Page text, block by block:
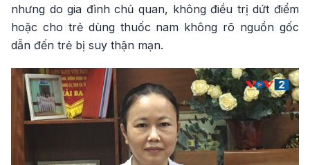
nhưng do gia đình chủ quan, không điều trị dứt điểm
hoặc cho trẻ dùng thuốc nam không rõ nguồn gốc
dẫn đến trẻ bị suy thận mạn.